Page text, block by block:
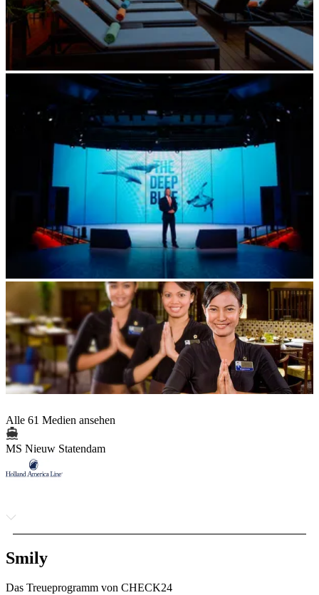
Alle 61 Medien ansehen
MS Nieuw Statendam
Smily
Das Treueprogramm von CHECK24